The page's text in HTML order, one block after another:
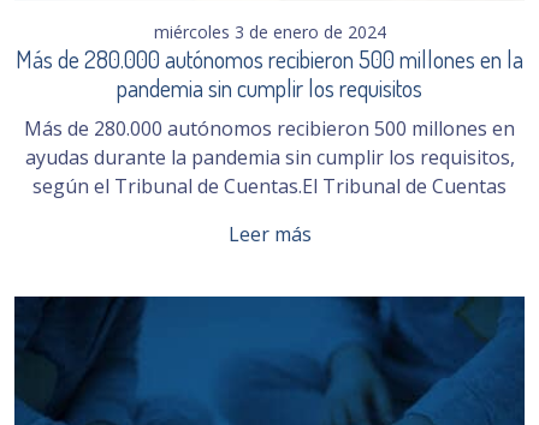
miércoles 3 de enero de 2024
Más de 280.000 autónomos recibieron 500 millones en la
pandemia sin cumplir los requisitos
Más de 280.000 autónomos recibieron 500 millones en
ayudas durante la pandemia sin cumplir los requisitos,
según el Tribunal de Cuentas.El Tribunal de Cuentas
Leer más